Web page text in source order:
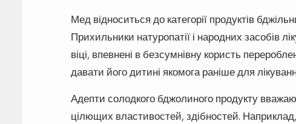
Мед відноситься до категорії продуктів
Прихильники натуропатії і народних засобів
віці, впевнені в безсумнівну користь
давати його дитині якомога раніше для
Адепти солодкого бджолиного продукту
цілющих властивостей, здібностей.